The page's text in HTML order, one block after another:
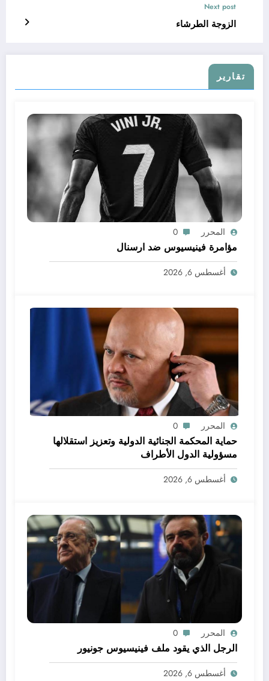
Next post
الزوجة الطرشاء
تقارير
المحرر 0
مؤامرة فينيسيوس ضد ارسنال
أغسطس 6, 2026
المحرر 0
حماية المحكمة الجنائية الدولية وتعزيز استقلالها
مسؤولية الدول الأطراف
أغسطس 6, 2026
المحرر 0
الرجل الذي يقود ملف فينيسيوس جونيور
أغسطس 6, 2026